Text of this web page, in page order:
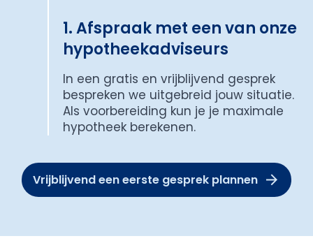
1. Afspraak met een van onze
hypotheekadviseurs
In een gratis en vrijblijvend gesprek
bespreken we uitgebreid jouw situatie.
Als voorbereiding kun je je maximale
hypotheek berekenen.
Vrijblijvend een eerste gesprek plannen